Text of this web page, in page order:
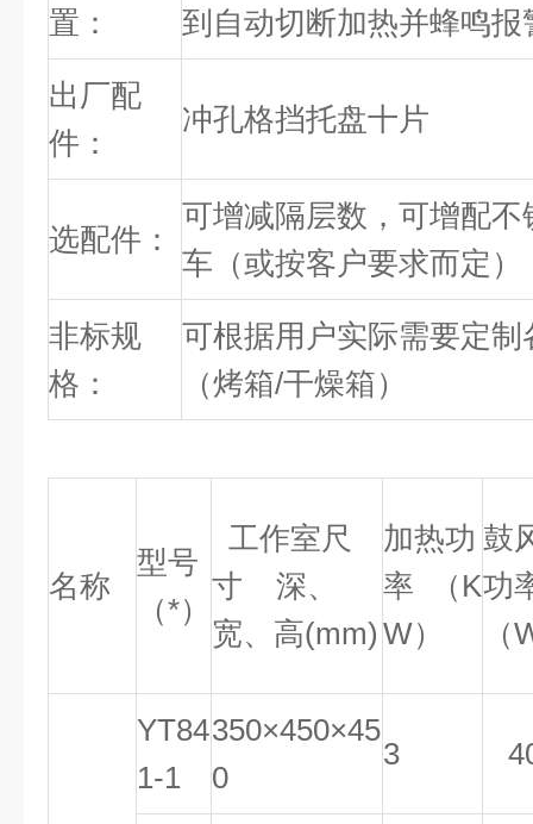
置：
到自动切断加热并蜂鸣报
出厂配
件：
冲孔格挡托盘十片
选配件：
可增减隔层数，可增配
车（或按客户要求而定）
非标规
格：
可根据用户实际需要定
（烤箱/干燥箱）
名称
型号
（*）
工作室尺
寸 深、
宽、高(mm)
加热功
率 （K
W）
鼓
功
（
YT84
1-1
350×450×45
0
3